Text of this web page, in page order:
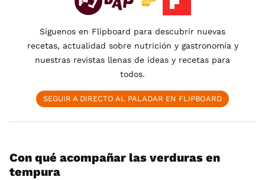
Síguenos en Flipboard para descubrir nuevas
recetas, actualidad sobre nutrición y gastronomía y
nuestras revistas llenas de ideas y recetas para
todos.
SEGUIR A DIRECTO AL PALADAR EN FLIPBOARD
Con qué acompañar las verduras en
tempura